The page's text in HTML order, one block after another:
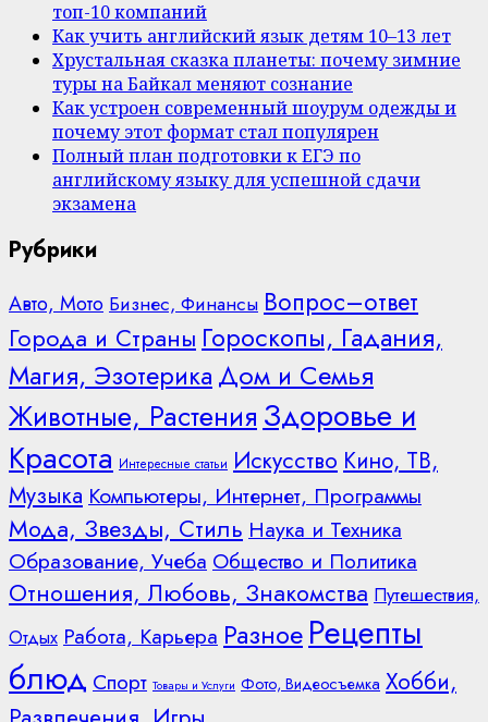
топ-10 компаний
Как учить английский язык детям 10–13 лет
Хрустальная сказка планеты: почему зимние
туры на Байкал меняют сознание
Как устроен современный шоурум одежды и
почему этот формат стал популярен
Полный план подготовки к ЕГЭ по
английскому языку для успешной сдачи
экзамена
Рубрики
Авто, Мото Бизнес, Финансы Вопрос–ответ
Города и Страны Гороскопы, Гадания,
Магия, Эзотерика Дом и Семья
Животные, Растения Здоровье и
Красота Интересные статьи Искусство Кино, ТВ,
Музыка Компьютеры, Интернет, Программы
Мода, Звезды, Стиль Наука и Техника
Образование, Учеба Общество и Политика
Отношения, Любовь, Знакомства Путешествия,
Отдых Работа, Карьера Разное Рецепты
блюд Спорт Товары и Услуги Фото, Видеосъемка Хобби,